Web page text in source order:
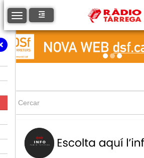
Toggle navigation